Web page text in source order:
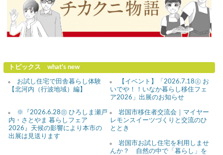
トピックス what's new
お試し住宅で田舎暮らし体験
【北河内（行波地域）編】
【イベント】「2026.7.18㊏ お
いでや！！いなか暮らし移住フェ
ア2026」出展のお知らせ
※『2026.6.28㊐ ひろしま瀬戸
内・さとやま 暮らしフェア
2026』天候の影響により本市の
出展は見送ります
岩国市移住者交流会｜マイヤー
レモンスイーツづくりと交流のひ
ととき
岩国市お試し住宅を利用しませ
んか？ 自然の中で「暮らし」を